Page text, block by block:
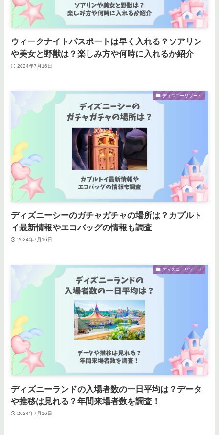
ウィークナイトパスポートは早く入れる？ソアリン
や美女と野獣は？楽しみ方や何時に入れるか紹介
2024年7月16日
ディズニーリゾート
ディズニーシーのガチャガチャの場所は？カプルト
イ最新情報やエコバッグの情報も調査
2024年7月16日
ディズニーリゾート
ディズニーランドの入場者数の一日平均は？データ
や推移は見れる？年間来場者数を調査！
2024年7月16日